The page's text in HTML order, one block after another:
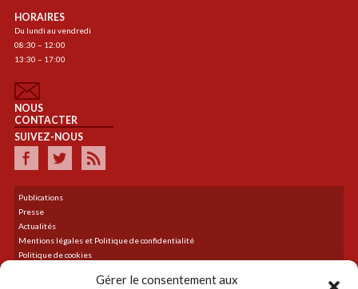
Gérer le consentement aux
HORAIRES
Du lundi au vendredi
08:30 – 12:00
13:30 – 17:00
NOUS
CONTACTER
SUIVEZ-NOUS
Publications
Presse
Actualités
Mentions légales et Politique de confidentialité
Politique de cookies